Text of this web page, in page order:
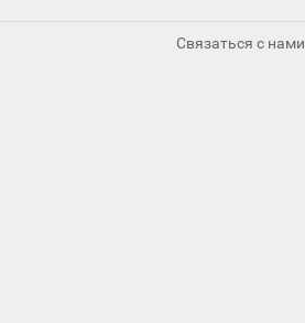
Связаться с нами